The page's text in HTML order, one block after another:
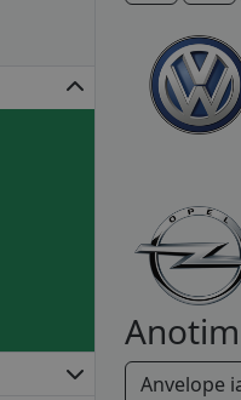
Anvelope